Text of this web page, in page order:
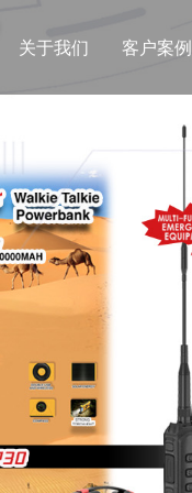
关于我们 客户案例